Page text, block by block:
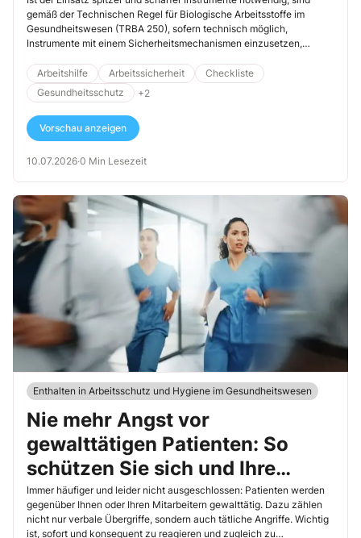
gemäß der Technischen Regel für Biologische Arbeitsstoffe im
Gesundheitswesen (TRBA 250), sofern technisch möglich,
Instrumente mit einem Sicherheitsmechanismen einzusetzen,
Arbeitshilfe
Arbeitssicherheit
Checkliste
Gesundheitsschutz
+2
Vorschau anzeigen
10.07.2026·0 Min Lesezeit
Enthalten in Arbeitsschutz und Hygiene im Gesundheitswesen
Nie mehr Angst vor
gewalttätigen Patienten: So
schützen Sie sich und Ihre
Mitarbeiter
Immer häufiger und leider nicht ausgeschlossen: Patienten werden
gegenüber Ihnen oder Ihren Mitarbeitern gewalttätig. Dazu zählen
nicht nur verbale Übergriffe, sondern auch tätliche Angriffe. Wichtig
ist, sofort und konsequent zu reagieren und zugleich zu